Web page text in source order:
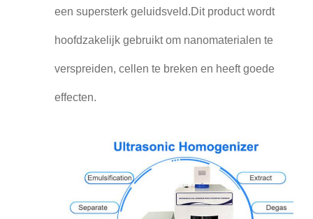
een supersterk geluidsveld.Dit product wordt
hoofdzakelijk gebruikt om nanomaterialen te
verspreiden, cellen te breken en heeft goede
effecten.